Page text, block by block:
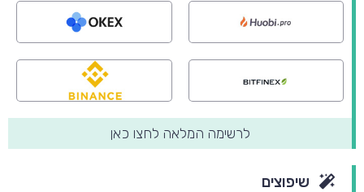
לרשימה המלאה לחצו כאן
שיפוצים